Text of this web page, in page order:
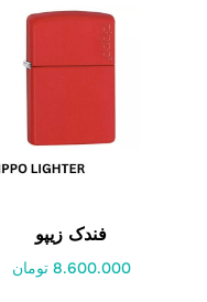
فندک زیپو
8.600.000 تومان